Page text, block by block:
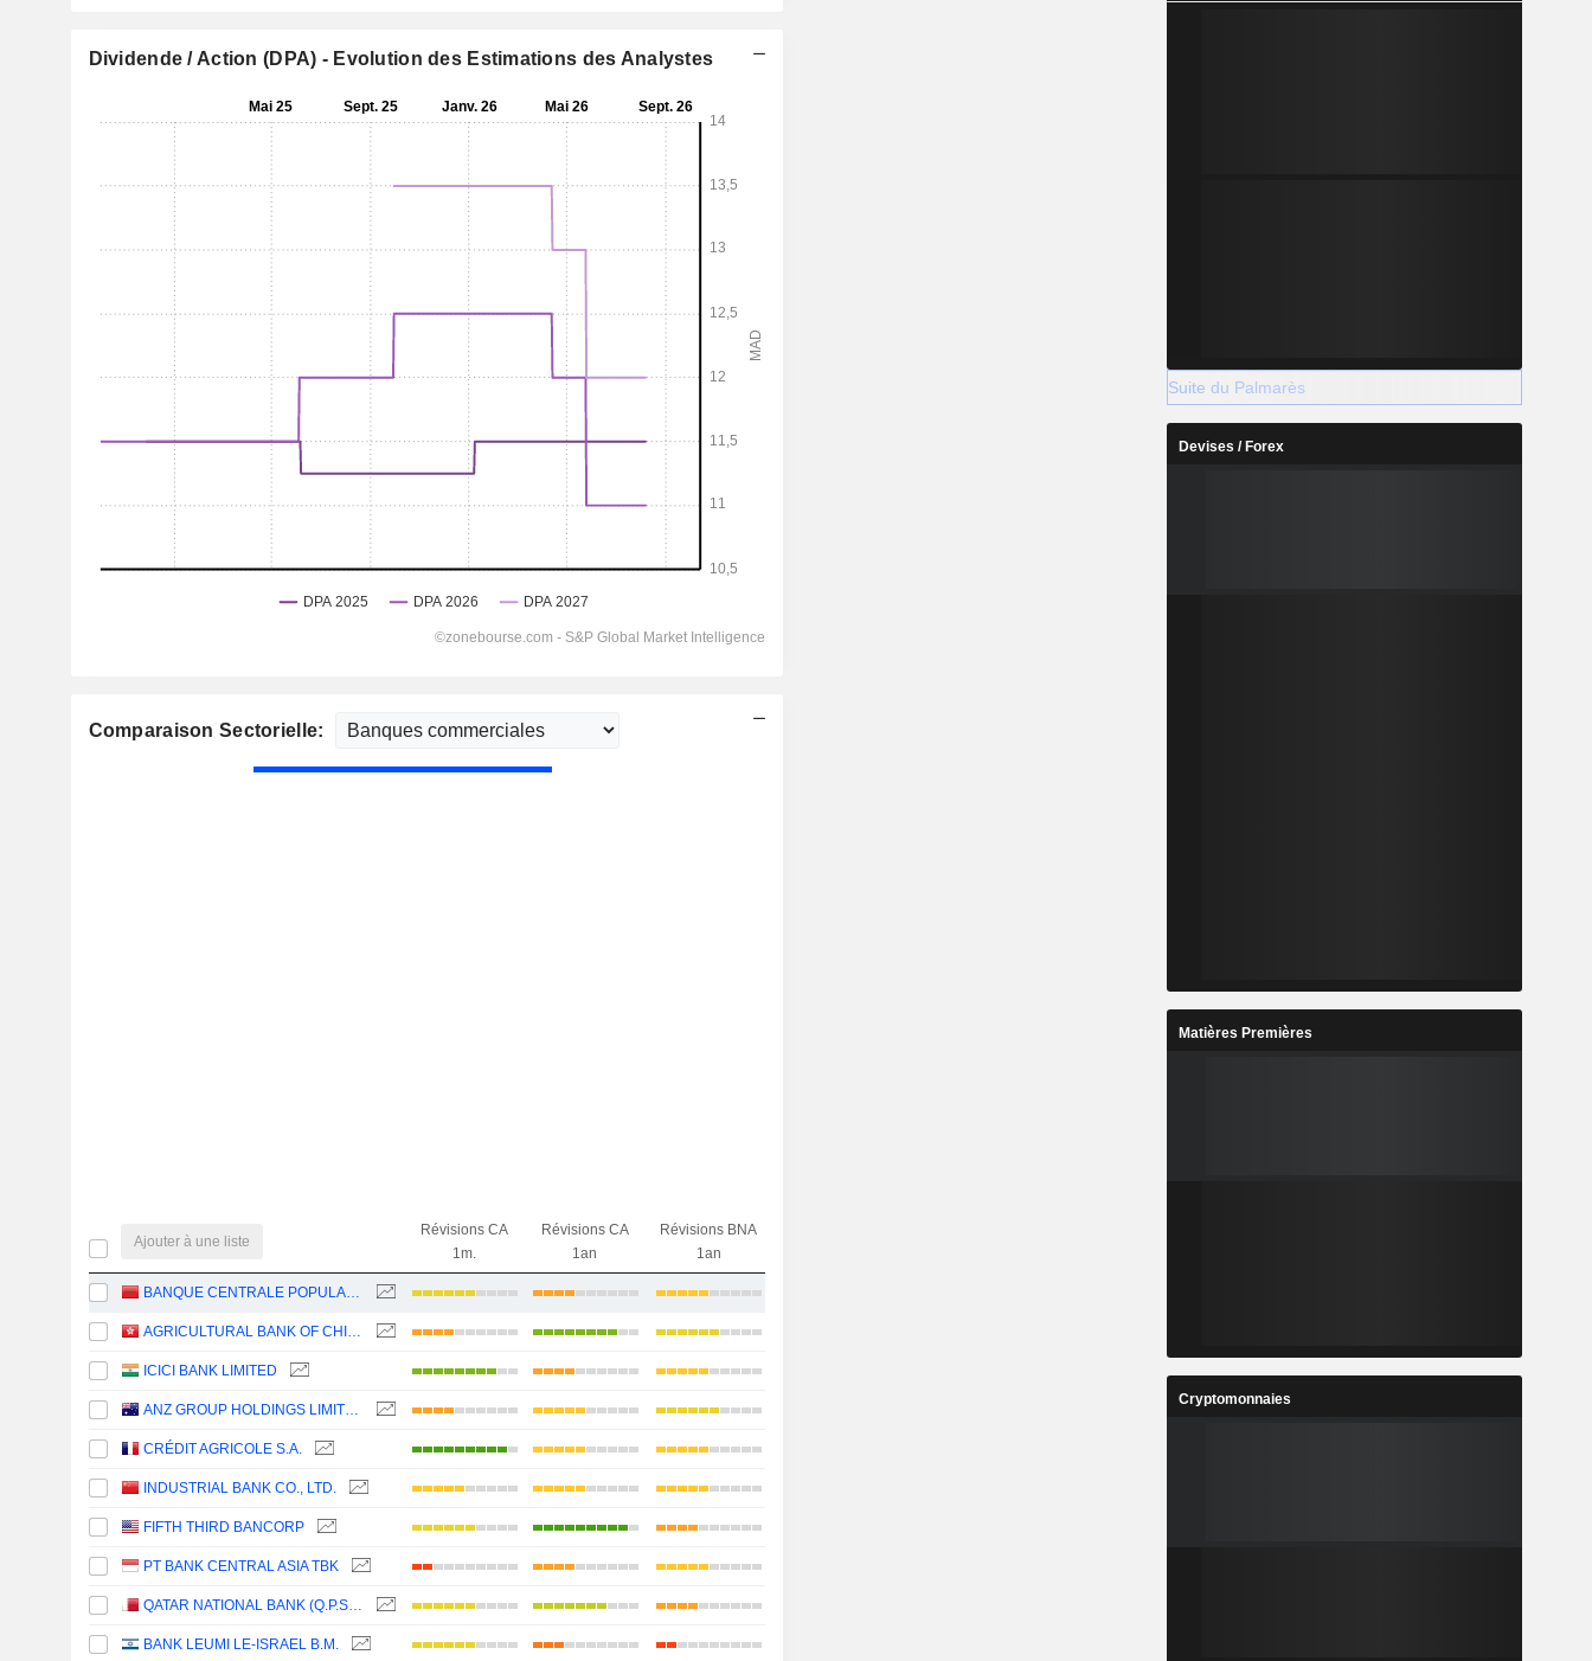
Dividende / Action (DPA) - Evolution des Estimations des Analystes
Comparaison Sectorielle:
Ajouter à une liste
Révisions CA
1m.
Révisions CA
1an
Révisions BNA
1an
BANQUE CENTRALE POPULAIRE
AGRICULTURAL BANK OF CHINA LIMITED
ICICI BANK LIMITED
ANZ GROUP HOLDINGS LIMITED
CRÉDIT AGRICOLE S.A.
INDUSTRIAL BANK CO., LTD.
FIFTH THIRD BANCORP
PT BANK CENTRAL ASIA TBK
QATAR NATIONAL BANK (Q.P.S.C.)
BANK LEUMI LE-ISRAEL B.M.
Suite du Palmarès
Devises / Forex
Matières Premières
Cryptomonnaies